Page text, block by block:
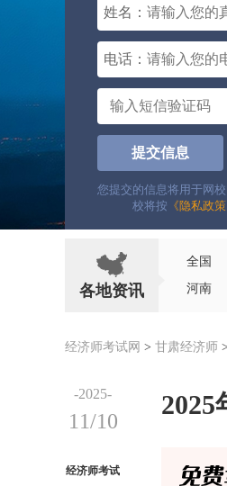
姓名：
电话：
提交信息
您提交的信息将用于网
校将按 《隐私政策
各地资讯
全国
河南
经济师考试网 > 甘肃经济师 >
-2025-
11/10
经济师考试